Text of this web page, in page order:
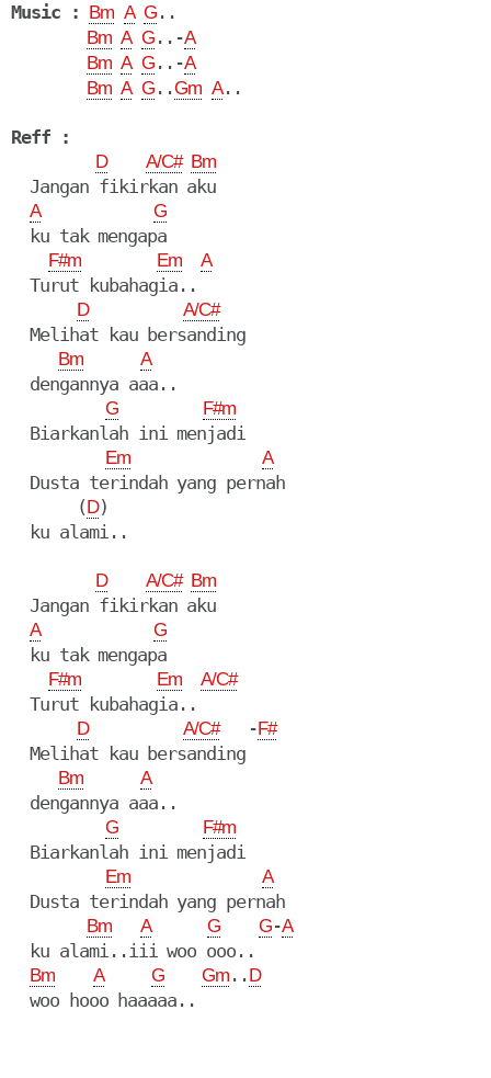
Music : Bm A G ..
Bm A G ..-A
Bm A G ..-A
Bm A G ..Gm A..
Reff :
D A/C# Bm
  Jangan fikirkan aku
A G
  ku tak mengapa
F#m Em A
  Turut kubahagia..
D A/C#
  Melihat kau bersanding
Bm A
  dengannya aaa..
G F#m
  Biarkanlah ini menjadi
Em A
  Dusta terindah yang pernah
       (
D)
  ku alami..
D A/C# Bm
  Jangan fikirkan aku
A G
  ku tak mengapa
F#m Em A/C#
  Turut kubahagia..
D A/C#
   -
F#
  Melihat kau bersanding
Bm A
  dengannya aaa..
G F#m
  Biarkanlah ini menjadi
Em A
  Dusta terindah yang pernah
Bm A G G-A
  ku alami..iii woo ooo..
Bm A G Gm ..D